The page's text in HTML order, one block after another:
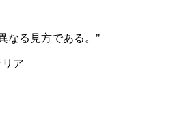
なる見方である。"
ア